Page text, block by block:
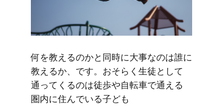
何を​教えるのかと​同時に​大事なのは​誰に​
教えるか、です。​おそらく​生徒と​して​
通ってくるのは​徒歩や​自転車で​通える​
圏内に​住んでいる​子ども​